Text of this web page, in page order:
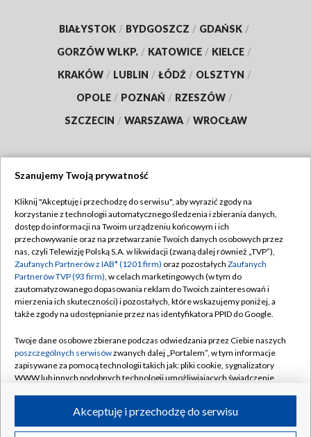
BIAŁYSTOK / BYDGOSZCZ / GDAŃSK /
GORZÓW WLKP. / KATOWICE / KIELCE /
KRAKÓW / LUBLIN / ŁÓDŹ / OLSZTYN /
OPOLE / POZNAŃ / RZESZÓW /
SZCZECIN / WARSZAWA / WROCŁAW
TVP
Abonament TVP
Emisja w TVP
Centrum informacji TVP
Naziemna Telewizja Cyfrowa
Rada Programowa
System NOS
Informacje o nadawcy
Program dla prasy
Regulamin TVP
Polityka prywatności
Moje zgody
Pomoc
Kontakt
Kanały
©2026 Telewizja Polska S.A. w likwidacji
Szanujemy Twoją prywatność
Kliknij "Akceptuję i przechodzę do serwisu", aby wyrazić zgody na
korzystanie z technologii automatycznego śledzenia i zbierania danych,
dostęp do informacji na Twoim urządzeniu końcowym i ich
przechowywanie oraz na przetwarzanie Twoich danych osobowych przez
nas, czyli Telewizję Polską S.A. w likwidacji (zwaną dalej również „TVP”),
Zaufanych Partnerów z IAB* (1201 firm) oraz pozostałych Zaufanych
Partnerów TVP (93 firm), w celach marketingowych (w tym do
zautomatyzowanego dopasowania reklam do Twoich zainteresowań i
mierzenia ich skuteczności) i pozostałych, które wskazujemy poniżej, a
także zgody na udostępnianie przez nas identyfikatora PPID do Google.
Twoje dane osobowe zbierane podczas odwiedzania przez Ciebie naszych
poszczególnych serwisówzwanych dalej „Portalem”, w tym informacje
zapisywane za pomocą technologii takich jak: pliki cookie, sygnalizatory
WWW lub innych podobnych technologii umożliwiających świadczenie
ruchu w Internecie.Akceptuję i przechodzę do serwisu